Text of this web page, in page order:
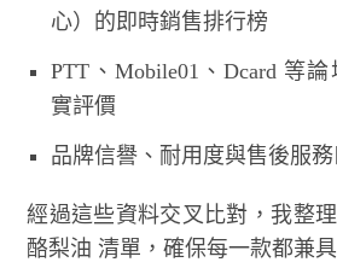
心）的即時銷售排行榜
PTT、Mobile01、Dcard 等
實評價
品牌信譽、耐用度與售後服
經過這些資料交叉比對，我整
酪梨油 清單，確保每一款都兼